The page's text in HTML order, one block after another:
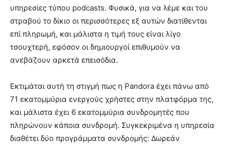
υπηρεσίες τύπου podcasts. Φυσικά, για να λέμε και του
στραβού το δίκιο οι περισσότερες εξ αυτών διατίθενται
επί πληρωμή, και μάλιστα η τιμή τους είναι λίγο
τσουχτερή, εφόσον οι δημιουργοί επιθυμούν να
ανεβάζουν αρκετά επεισόδια.
Εκτιμάται αυτή τη στιγμή πως η Pandora έχει πάνω από
71 εκατομμύρια ενεργούς χρήστες στην πλατφόρμα της,
και μάλιστα έχει 6 εκατομμύρια συνδρομητές που
πληρώνουν κάποια συνδρομή. Συγκεκριμένα η υπηρεσία
διαθέτει δύο προγράμματα συνδρομής: Δωρεάν